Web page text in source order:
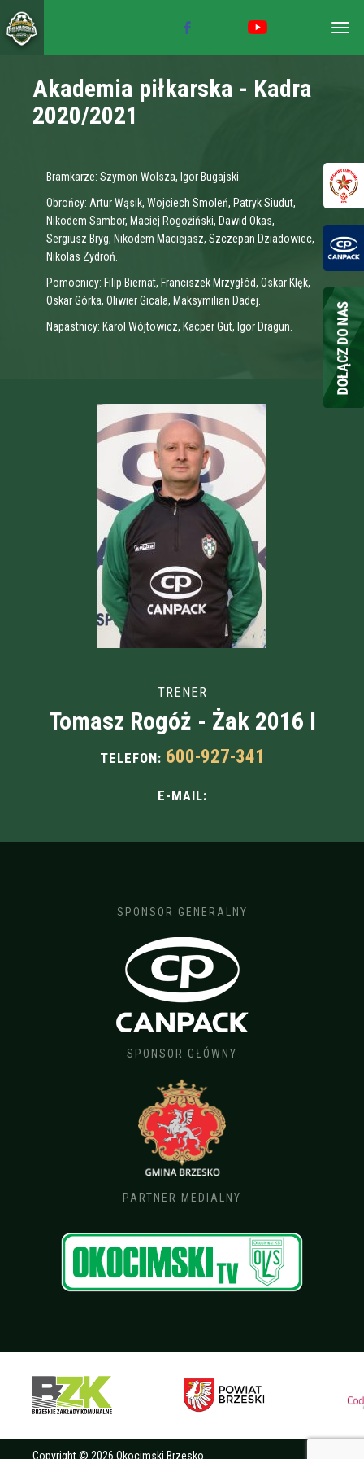
Akademia piłkarska - Kadra
2020/2021
Bramkarze: Szymon Wolsza, Igor Bugajski.
Obrońcy: Artur Wąsik, Wojciech Smoleń, Patryk Siudut,
Nikodem Sambor, Maciej Rogożiński, Dawid Okas,
Sergiusz Bryg, Nikodem Maciejasz, Szczepan Dziadowiec,
Nikolas Zydroń.
Pomocnicy: Filip Biernat, Franciszek Mrzygłód, Oskar Klęk,
Oskar Górka, Oliwier Gicala, Maksymilian Dadej.
Napastnicy: Karol Wójtowicz, Kacper Gut, Igor Dragun.
TRENER
Tomasz Rogóż - Żak 2016 I
TELEFON: 600-927-341
E-MAIL:
SPONSOR GENERALNY
SPONSOR GŁÓWNY
PARTNER MEDIALNY
Copyright © 2026 Okocimski Brzesko.